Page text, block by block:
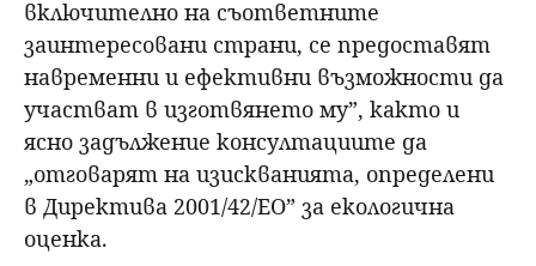
включително на съответните
заинтересовани страни, се предоставят
навременни и ефективни възможности да
участват в изготвянето му”, както и
ясно задължение консултациите да
„отговарят на изискванията, определени
в Директива 2001/42/ЕО” за екологична
оценка.